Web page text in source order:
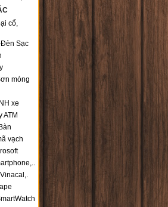
cổ,
Sạc
móng
xe
ATM
vạch